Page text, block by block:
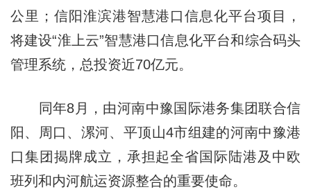
公里；信阳淮滨港智慧港口信息化平台项目，
将建设“淮上云”智慧港口信息化平台和综合码头
管理系统，总投资近70亿元。
同年8月，由河南中豫国际港务集团联合信
阳、周口、漯河、平顶山4市组建的河南中豫港
口集团揭牌成立，承担起全省国际陆港及中欧
班列和内河航运资源整合的重要使命。